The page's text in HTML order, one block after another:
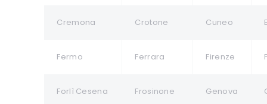
Cremona Crotone Cuneo
Fermo Ferrara Firenze
Forlì Cesena Frosinone Genova